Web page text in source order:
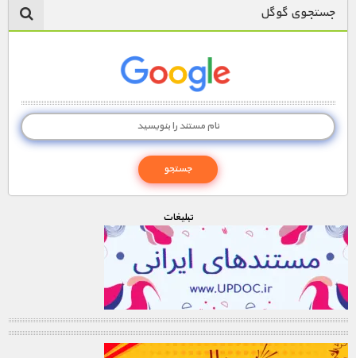
جستجوی گوگل
تبليغات